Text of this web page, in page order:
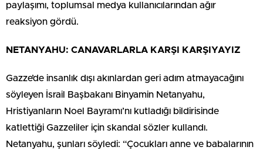
paylaşımı, toplumsal medya kullanıcılarından ağır
reaksiyon gördü.
NETANYAHU: CANAVARLARLA KARŞI KARŞIYAYIZ
Gazze’de insanlık dışı akınlardan geri adım atmayacağını
söyleyen İsrail Başbakanı Binyamin Netanyahu,
Hristiyanların Noel Bayramı’nı kutladığı bildirisinde
katlettiği Gazzeliler için skandal sözler kullandı.
Netanyahu, şunları söyledi: “Çocukları anne ve babalarının